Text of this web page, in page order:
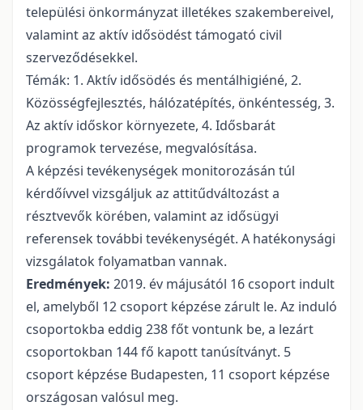
települési önkormányzat illetékes szakembereivel,
valamint az aktív idősödést támogató civil
szerveződésekkel.
Témák: 1. Aktív idősödés és mentálhigiéné, 2.
Közösségfejlesztés, hálózatépítés, önkéntesség, 3.
Az aktív időskor környezete, 4. Idősbarát
programok tervezése, megvalósítása.
A képzési tevékenységek monitorozásán túl
kérdőívvel vizsgáljuk az attitűdváltozást a
résztvevők körében, valamint az idősügyi
referensek további tevékenységét. A hatékonysági
vizsgálatok folyamatban vannak.
Eredmények: 2019. év májusától 16 csoport indult
el, amelyből 12 csoport képzése zárult le. Az induló
csoportokba eddig 238 főt vontunk be, a lezárt
csoportokban 144 fő kapott tanúsítványt. 5
csoport képzése Budapesten, 11 csoport képzése
országosan valósul meg.